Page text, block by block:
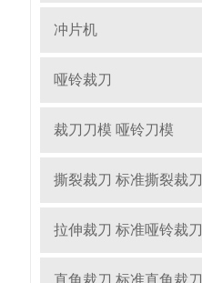
冲片机
哑铃裁刀
裁刀刀模 哑铃刀模
撕裂裁刀 标准撕裂裁刀
拉伸裁刀 标准哑铃裁刀
直角裁刀 标准直角裁刀